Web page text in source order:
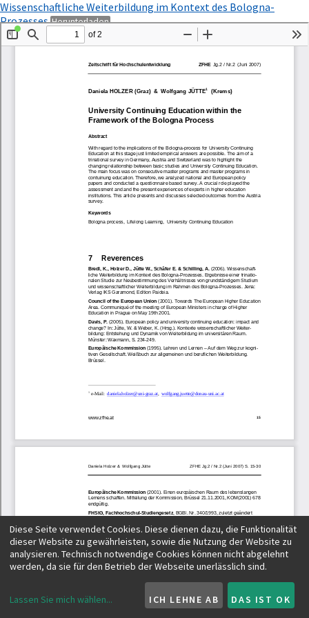
Zu
Artikeldetails
zurückkehren
Wissenschaftliche Weiterbildung im Kontext des Bologna-
ProzessesHerunterladenPDF
Diese Seite verwendet Cookies. Diese dienen dazu, die Funktionalität
dieser Website zu gewährleisten, sowie die Nutzung der Website zu
analysieren. Technisch notwendige Cookies können nicht abgelehnt
werden, da sie für den Betrieb der Webseite unerlässlich sind.
Lassen Sie mich wählen... ICH LEHNE AB DAS IST OK